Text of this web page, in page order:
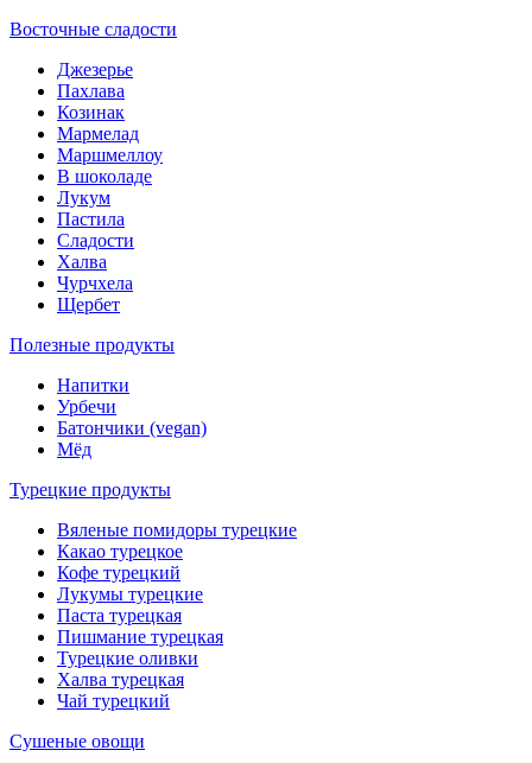
Восточные сладости
Джезерье
Пахлава
Козинак
Мармелад
Маршмеллоу
В шоколаде
Лукум
Пастила
Сладости
Халва
Чурчхела
Щербет
Полезные продукты
Напитки
Урбечи
Батончики (vegan)
Мёд
Турецкие продукты
Вяленые помидоры турецкие
Какао турецкое
Кофе турецкий
Лукумы турецкие
Паста турецкая
Пишмание турецкая
Турецкие оливки
Халва турецкая
Чай турецкий
Сушеные овощи